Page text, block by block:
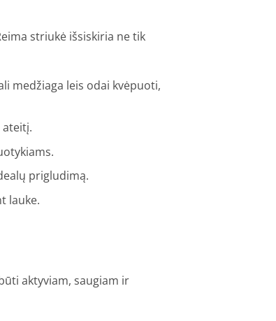
striukė išsiskiria ne tik
medžiaga leis odai kvėpuoti,
prigludimą.
lauke.
aktyviam, saugiam ir